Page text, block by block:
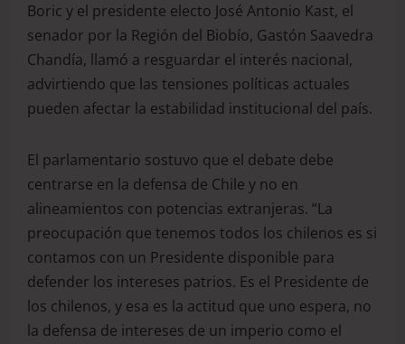
Boric y el presidente electo José Antonio Kast, el
senador por la Región del Biobío, Gastón Saavedra
Chandía, llamó a resguardar el interés nacional,
advirtiendo que las tensiones políticas actuales
pueden afectar la estabilidad institucional del país.
El parlamentario sostuvo que el debate debe
centrarse en la defensa de Chile y no en
alineamientos con potencias extranjeras. “La
preocupación que tenemos todos los chilenos es si
contamos con un Presidente disponible para
defender los intereses patrios. Es el Presidente de
los chilenos, y esa es la actitud que uno espera, no
la defensa de intereses de un imperio como el